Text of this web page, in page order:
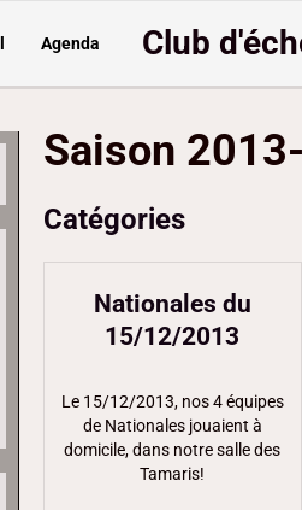
Agenda Club
Saison
Catégories
Nationales du
15/12/2013
Le 15/12/2013, nos 4 équipes
de Nationales jouaient à
domicile, dans notre salle des
Tamaris!